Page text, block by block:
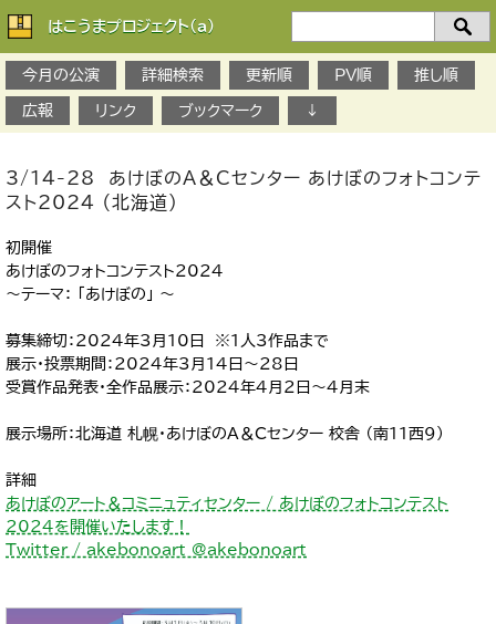
はこうまプロジェクト(a)
今月の公演
詳細検索 更新順 PV順 推し順
広報 リンク ブックマーク ↓
3/14-28 あけぼのA＆Cセンター あけぼのフォトコンテ
スト2024 （北海道）
初開催
あけぼのフォトコンテスト2024
～テーマ： 「あけぼの」 ～
募集締切：2024年3月10日 ※1人3作品まで
展示・投票期間：2024年3月14日～28日
受賞作品発表・全作品展示：2024年4月2日～4月末
展示場所：北海道 札幌・あけぼのA＆Cセンター 校舎 （南11西9）
詳細
あけぼのアート＆コミニュティセンター / あけぼのフォトコンテスト
2024を開催いたします！
Twitter / akebonoart @akebonoart